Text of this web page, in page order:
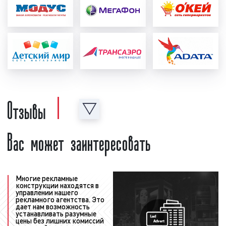
Вместе с тем, мы советуем размещать
рекламу на телевидении минимум 2 недели.
Однако, срок может быть и более
продолжительным. Необходимо помнить: чем
дольше реклама выходит в эфире телеканала,
тем больше людей из целевой аудитории
Процесс размещения рекламы на СТС можно
разделить на несколько этапов:
подготовительный и выход рекламы в
запись рекламного ролика
нашим рекламным агентством.
Изготовленный ролик проверяется на
соответствие ФЗ «О рекламе», а также
техническим требованиям;
Отзывы
Вас может заинтересовать
Многие рекламные
конструкции находятся в
управлении нашего
рекламного агентства. Это
дает нам возможность
устанавливать разумные
цены без лишних комиссий